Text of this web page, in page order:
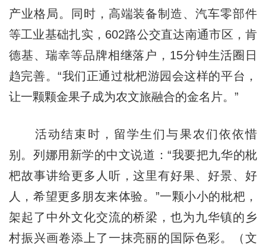
产业格局。同时，高端装备制造、汽车零部件
等工业基础扎实，602路公交直达南通市区，肯
德基、瑞幸等品牌相继落户，15分钟生活圈日
趋完善。“我们正通过枇杷游园会这样的平台，
让一颗颗金果子成为农文旅融合的金名片。”
活动结束时，留学生们与果农们依依惜
别。列娜用新学的中文说道：“我要把九华的枇
杷故事讲给更多人听，这里有好果、好景、好
人，希望更多朋友来体验。”一颗小小的枇杷，
架起了中外文化交流的桥梁，也为九华镇的乡
村振兴画卷添上了一抹亮丽的国际色彩。（文